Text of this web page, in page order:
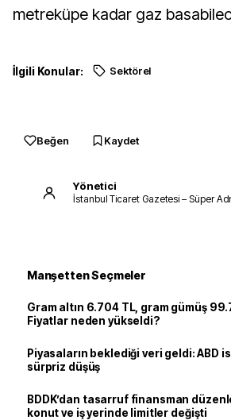
metreküpe kadar gaz
İlgili Konular: Sektörel
Beğen Kaydet
Yönetici
İstanbul Ticaret Gazetesi – Süper
Manşetten Seçmeler
Gram altın 6.704 TL, gram gümüş
Fiyatlar neden yükseldi?
Piyasaların beklediği veri geldi: ABD
sürpriz düşüş
BDDK’dan tasarruf finansman
konut ve iş yerinde limitler değişti